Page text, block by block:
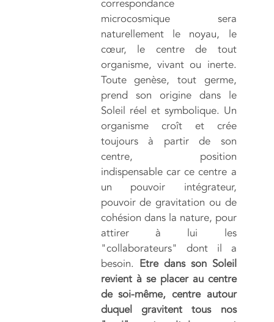
correspondance
microcosmique sera
naturellement le noyau, le
cœur, le centre de tout
organisme, vivant ou inerte.
Toute genèse, tout germe,
prend son origine dans le
Soleil réel et symbolique. Un
organisme croît et crée
toujours à partir de son
centre, position
indispensable car ce centre a
un pouvoir intégrateur,
pouvoir de gravitation ou de
cohésion dans la nature, pour
attirer à lui les
"collaborateurs" dont il a
besoin. Etre dans son Soleil
revient à se placer au centre
de soi-même, centre autour
duquel gravitent tous nos